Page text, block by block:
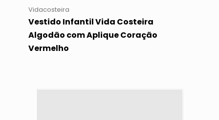
Vidacosteira
Vestido Infantil Vida Costeira
Algodão com Aplique Coração
Vermelho